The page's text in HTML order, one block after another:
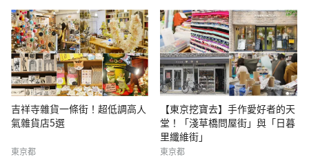
吉祥寺雜貨一條街！超低調高人
氣雜貨店5選
東京都
【東京挖寶去】手作愛好者的天
堂！「淺草橋問屋街」與「日暮
里纖維街」
東京都